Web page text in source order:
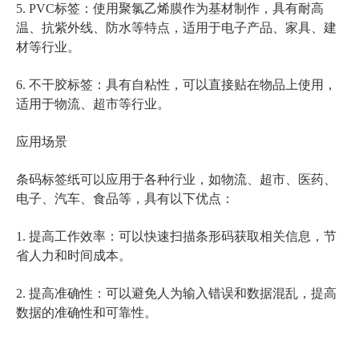
5. PVC标签：使用聚氯乙烯膜作为基材制作，具有耐高
温、抗紫外线、防水等特点，适用于电子产品、家具、建
材等行业。
6. 不干胶标签：具有自粘性，可以直接贴在物品上使用，
适用于物流、超市等行业。
应用场景
条码标签纸可以应用于各种行业，如物流、超市、医药、
电子、汽车、食品等，具有以下优点：
1. 提高工作效率：可以快速扫描条形码获取相关信息，节
省人力和时间成本。
2. 提高准确性：可以避免人为输入错误和数据混乱，提高
数据的准确性和可靠性。